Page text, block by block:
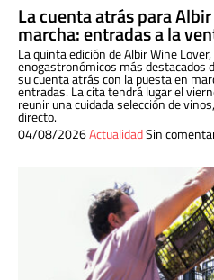
La cuenta atrás para
marcha: entradas a la
La quinta edición de Albir Wine
enogastronómicos más destacados
su cuenta atrás con la puesta en
entradas. La cita tendrá lugar el
reunir una cuidada selección de
directo.
04/08/2026ActualidadSin